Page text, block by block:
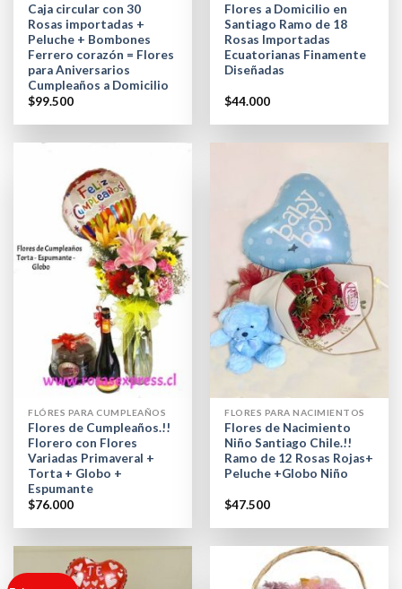
Caja circular con 30
Rosas importadas +
Peluche + Bombones
Ferrero corazón = Flores
para Aniversarios
Cumpleaños a Domicilio
$99.500
Flores a Domicilio en
Santiago Ramo de 18
Rosas Importadas
Ecuatorianas Finamente
Diseñadas
$44.000
FLÓRES PARA CUMPLEAÑOS
Flores de Cumpleaños.!!
Florero con Flores
Variadas Primaveral +
Torta + Globo +
Espumante
$76.000
FLORES PARA NACIMIENTOS
Flores de Nacimiento
Niño Santiago Chile.!!
Ramo de 12 Rosas Rojas+
Peluche +Globo Niño
$47.500